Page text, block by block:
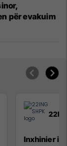
për evakuim
Inxhinier i